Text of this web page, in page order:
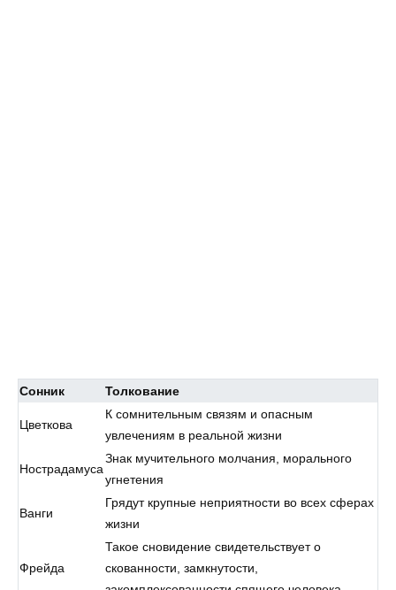
Сонник Толкование
Цветкова
К сомнительным связям и опасным
увлечениям в реальной жизни
Нострадамуса
Знак мучительного молчания, морального
угнетения
Ванги
Грядут крупные неприятности во всех сферах
жизни
Фрейда
Такое сновидение свидетельствует о
скованности, замкнутости,